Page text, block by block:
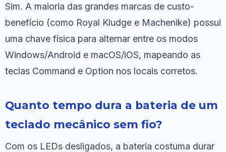
Sim. A maioria das grandes marcas de custo-
benefício (como Royal Kludge e Machenike) possui
uma chave física para alternar entre os modos
Windows/Android e macOS/iOS, mapeando as
teclas Command e Option nos locais corretos.
Quanto tempo dura a bateria de um
teclado mecânico sem fio?
Com os LEDs desligados, a bateria costuma durar